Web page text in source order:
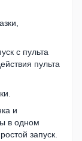
с пульта
пульта
и
в одном
запуск.